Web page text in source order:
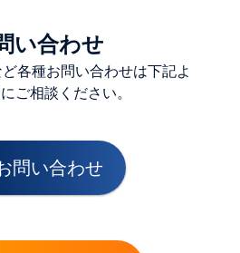
い合わせ
各種お問い合わせは下記よ
ご相談ください。
問い合わせ